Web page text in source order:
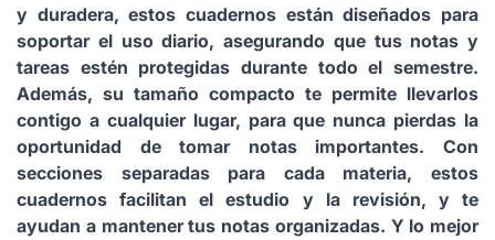
y duradera, estos cuadernos están diseñados para
soportar el uso diario, asegurando que tus notas y
tareas estén protegidas durante todo el semestre.
Además, su tamaño compacto te permite llevarlos
contigo a cualquier lugar, para que nunca pierdas la
oportunidad de tomar notas importantes. Con
secciones separadas para cada materia, estos
cuadernos facilitan el estudio y la revisión, y te
ayudan a mantener tus notas organizadas. Y lo mejor